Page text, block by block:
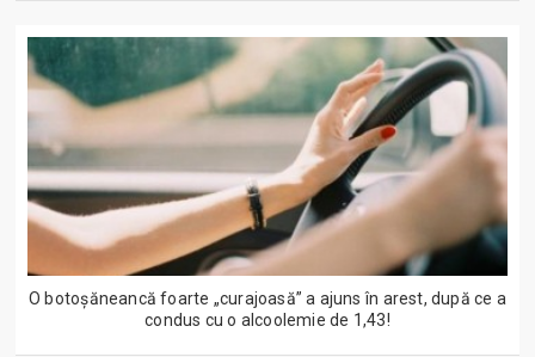
O botoșăneancă foarte „curajoasă” a ajuns în arest, după ce a
condus cu o alcoolemie de 1,43!